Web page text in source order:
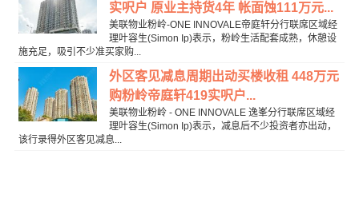
实呎户 原业主持货4年 帐面蚀111万元...
美联物业粉岭-ONE INNOVALE帝庭轩分行联席区域经
理叶容生(Simon Ip)表示，粉岭生活配套成熟，休憩设
施充足，吸引不少准买家购...
外区客见减息周期出动买楼收租 448万元
购粉岭帝庭轩419实呎户...
美联物业粉岭 - ONE INNOVALE 逸峯分行联席区域经
理叶容生(Simon Ip)表示，减息后不少投资者亦出动，
该行录得外区客见减息...